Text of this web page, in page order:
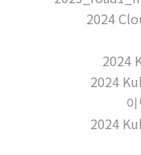
2024
2024
2024
2024